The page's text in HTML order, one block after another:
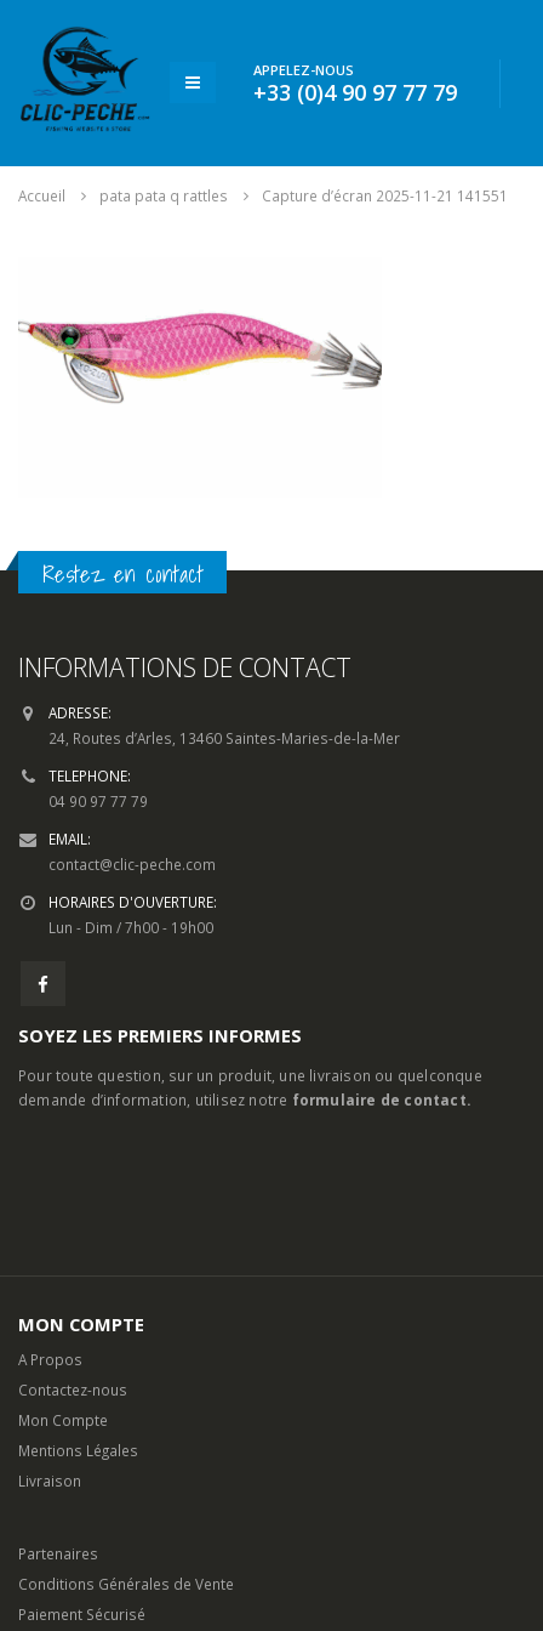
APPELEZ-NOUS
+33 (0)4 90 97 77 79
Accueil pata pata q rattles Capture d’écran 2025-11-21 141551
Restez en contact
INFORMATIONS DE CONTACT
ADRESSE:
24, Routes d’Arles, 13460 Saintes-Maries-de-la-Mer
TELEPHONE:
04 90 97 77 79
EMAIL:
contact@clic-peche.com
HORAIRES D'OUVERTURE:
Lun - Dim / 7h00 - 19h00
SOYEZ LES PREMIERS INFORMES
Pour toute question, sur un produit, une livraison ou quelconque
demande d’information, utilisez notre formulaire de contact.
MON COMPTE
A Propos
Contactez-nous
Mon Compte
Mentions Légales
Livraison
Partenaires
Conditions Générales de Vente
Paiement Sécurisé